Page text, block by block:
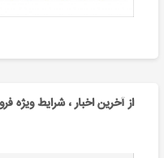
از آخرین اخبار ، شرایط